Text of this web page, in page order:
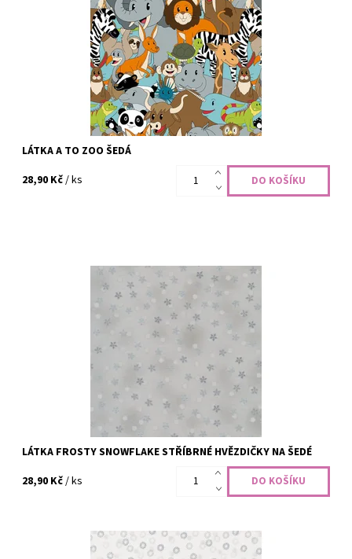
Skladem
CODE-2515
Blank Quilting
LÁTKA A TO ZOO ŠEDÁ
28,90 Kč/ ks
100% bavlna, šíře 110 cm
Skladem
CODE-2496
STOF Fabrics
LÁTKA FROSTY SNOWFLAKE STŘÍBRNÉ HVĚZDIČKY NA ŠEDÉ
28,90 Kč/ ks